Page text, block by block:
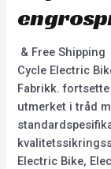
& Free Shipping
Cycle Electric
Fabrikk.
utmerket i tråd
Electric Bike,